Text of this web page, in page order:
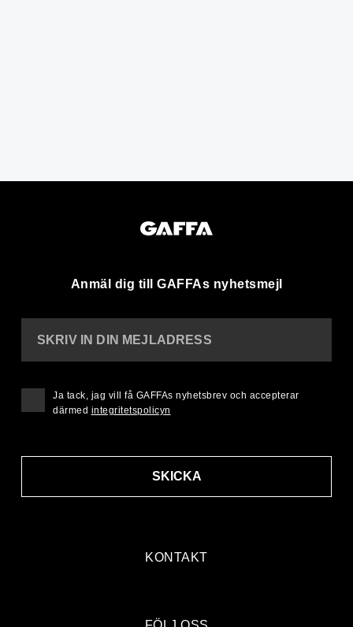
Anmäl dig till GAFFAs nyhetsmejl
KONTAKT
SKRIV IN DIN MEJLADRESS
SKICKA
Ja tack, jag vill få GAFFAs nyhetsbrev och accepterar
därmed integritetspolicyn